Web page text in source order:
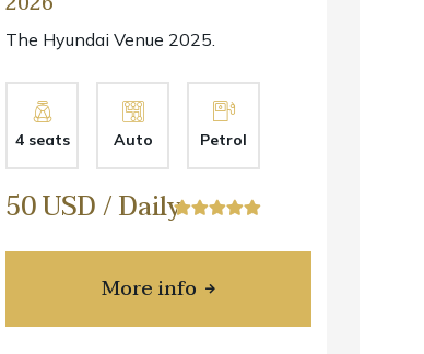
The Hyundai Venue 2025.
4 seats Auto Petrol
50 USD / Daily
More infoabout HYUNDAI VENUE